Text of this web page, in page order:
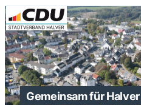
Gemeinsam für Halver